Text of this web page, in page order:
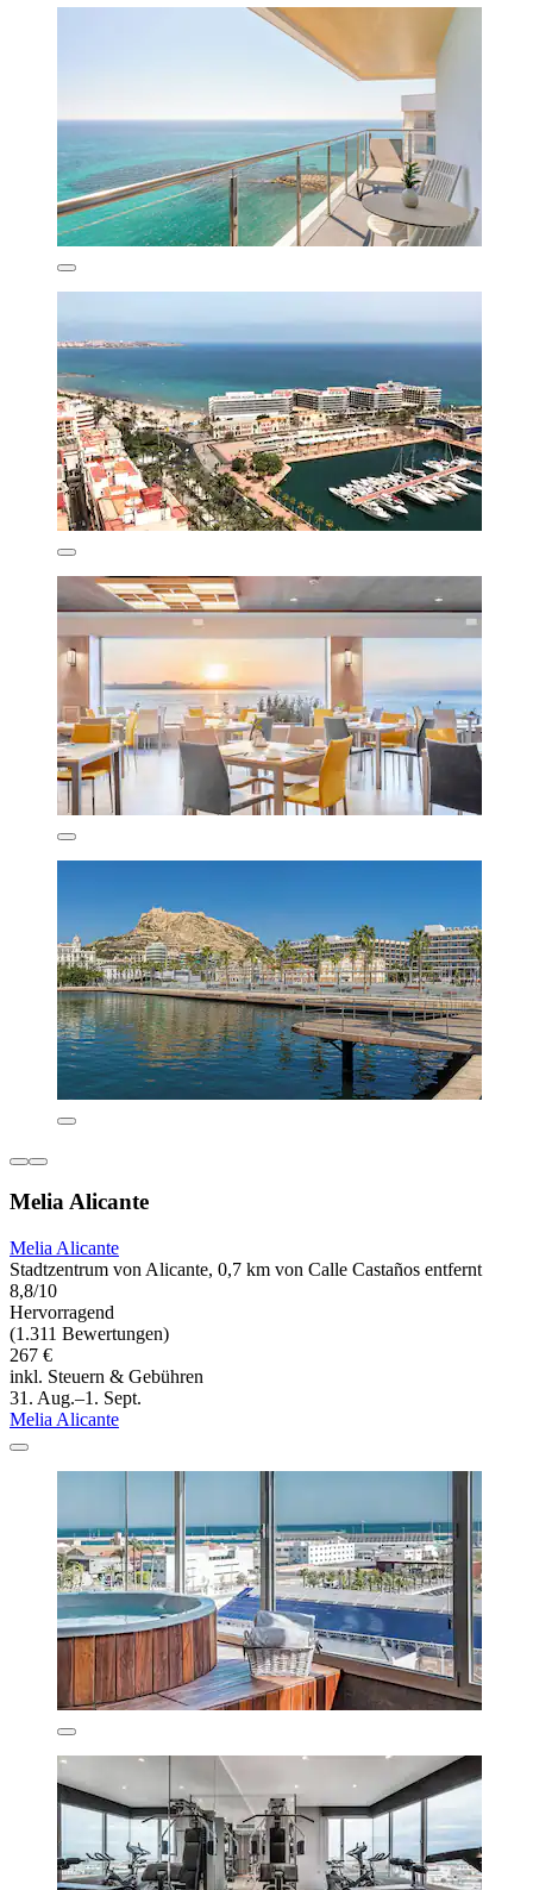
Melia Alicante
Melia Alicante
Stadtzentrum von Alicante, 0,7 km von Calle Castaños entfernt
8,8/10
Hervorragend
(1.311 Bewertungen)
267 €
inkl. Steuern & Gebühren
31. Aug.–1. Sept.
Melia Alicante